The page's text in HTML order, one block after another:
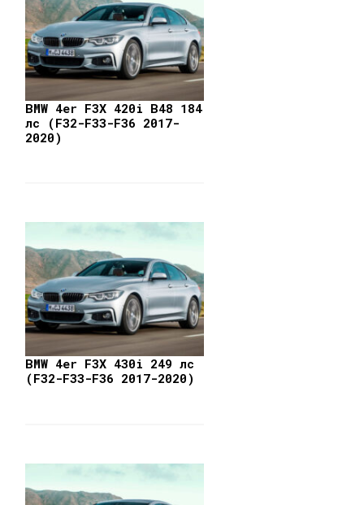
BMW 4er F3X 420i B48 184
лс (F32-F33-F36 2017-
2020)
BMW 4er F3X 430i 249 лс
(F32-F33-F36 2017-2020)